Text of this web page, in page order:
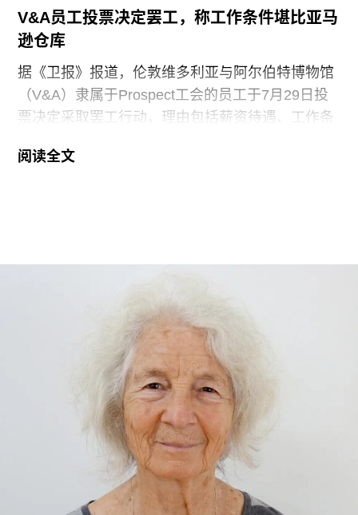
V&A员工投票决定罢工，称工作条件堪比亚马
逊仓库
据《卫报》报道，伦敦维多利亚与阿尔伯特博物馆
（V&A）隶属于Prospect工会的员工于7月29日投
票决定采取罢工行动，理由包括薪资待遇、工作条
地区共运营四家博物馆，包括南肯辛顿的V&A博物
藏库的员工100%投票支持罢工行动。
V&A东馆典藏库于2025年5月开放，向公众展示了
数千件尚未在其他场馆展出的藏品。负责馆内“预约
展品”项目的员工必须全程陪同调取馆藏，只有在另
一位同事到岗接替后，才能去洗手间。与他们服务
的公众一样，这些员工也不允许将食物或饮料带入
主展厅或储藏区。
“这种展示我们文化遗产的创新模式，竟是由那些连
上厕所或喝口水都得不到充分保障的员工来实现
阅读全文